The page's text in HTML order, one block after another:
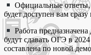
ОГЭ
2024
варианты
и
ответы
Официальные ответы,
будет доступен вам
Работа
будут сдавать ОГЭ в
составлена по новой